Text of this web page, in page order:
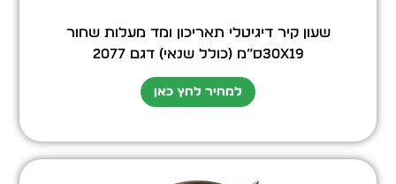
שעון קיר דיגיטלי תאריכון ומד מעלות שחור
30X19ס”מ (כולל שנאי) דגם 2077
למחיר לחץ כאן